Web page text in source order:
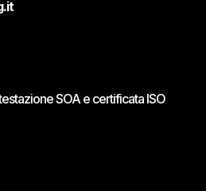
scala A 61032 Fano PU
SOA e certificata ISO